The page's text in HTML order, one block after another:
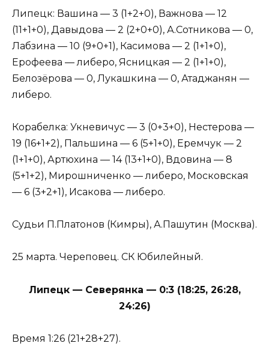
Липецк: Вашина — 3 (1+2+0), Важнова — 12
(11+1+0), Давыдова — 2 (2+0+0), А.Сотникова — 0,
Лабзина — 10 (9+0+1), Касимова — 2 (1+1+0),
Ерофеева — либеро, Ясницкая — 2 (1+1+0),
Белозёрова — 0, Лукашкина — 0, Атаджанян —
либеро.
Корабелка: Укневичус — 3 (0+3+0), Нестерова —
19 (16+1+2), Пальшина — 6 (5+1+0), Еремчук — 2
(1+1+0), Артюхина — 14 (13+1+0), Вдовина — 8
(5+1+2), Мирошниченко — либеро, Московская
— 6 (3+2+1), Исакова — либеро.
Судьи П.Платонов (Кимры), А.Пашутин (Москва).
25 марта. Череповец. СК Юбилейный.
Липецк — Северянка — 0:3 (18:25, 26:28,
24:26)
Время 1:26 (21+28+27).